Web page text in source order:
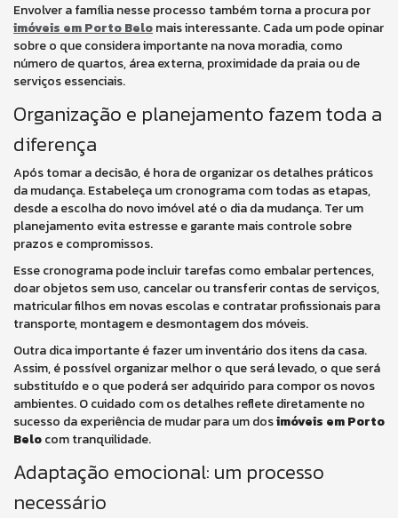
Envolver a família nesse processo também torna a procura por
imóveis em Porto Belomais interessante. Cada um pode opinar
sobre o que considera importante na nova moradia, como
número de quartos, área externa, proximidade da praia ou de
serviços essenciais.
Organização e planejamento fazem toda a
diferença
Após tomar a decisão, é hora de organizar os detalhes práticos
da mudança. Estabeleça um cronograma com todas as etapas,
desde a escolha do novo imóvel até o dia da mudança. Ter um
planejamento evita estresse e garante mais controle sobre
prazos e compromissos.
Esse cronograma pode incluir tarefas como embalar pertences,
doar objetos sem uso, cancelar ou transferir contas de serviços,
matricular filhos em novas escolas e contratar profissionais para
transporte, montagem e desmontagem dos móveis.
Outra dica importante é fazer um inventário dos itens da casa.
Assim, é possível organizar melhor o que será levado, o que será
substituído e o que poderá ser adquirido para compor os novos
ambientes. O cuidado com os detalhes reflete diretamente no
sucesso da experiência de mudar para um dosimóveis em Porto
Belocom tranquilidade.
Adaptação emocional: um processo
necessário